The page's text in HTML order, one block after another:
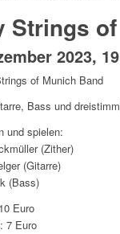
Strings
2023,
Bass und
und spielen:
(Zither)
(Gitarre)
(Bass)
Euro
7 Euro